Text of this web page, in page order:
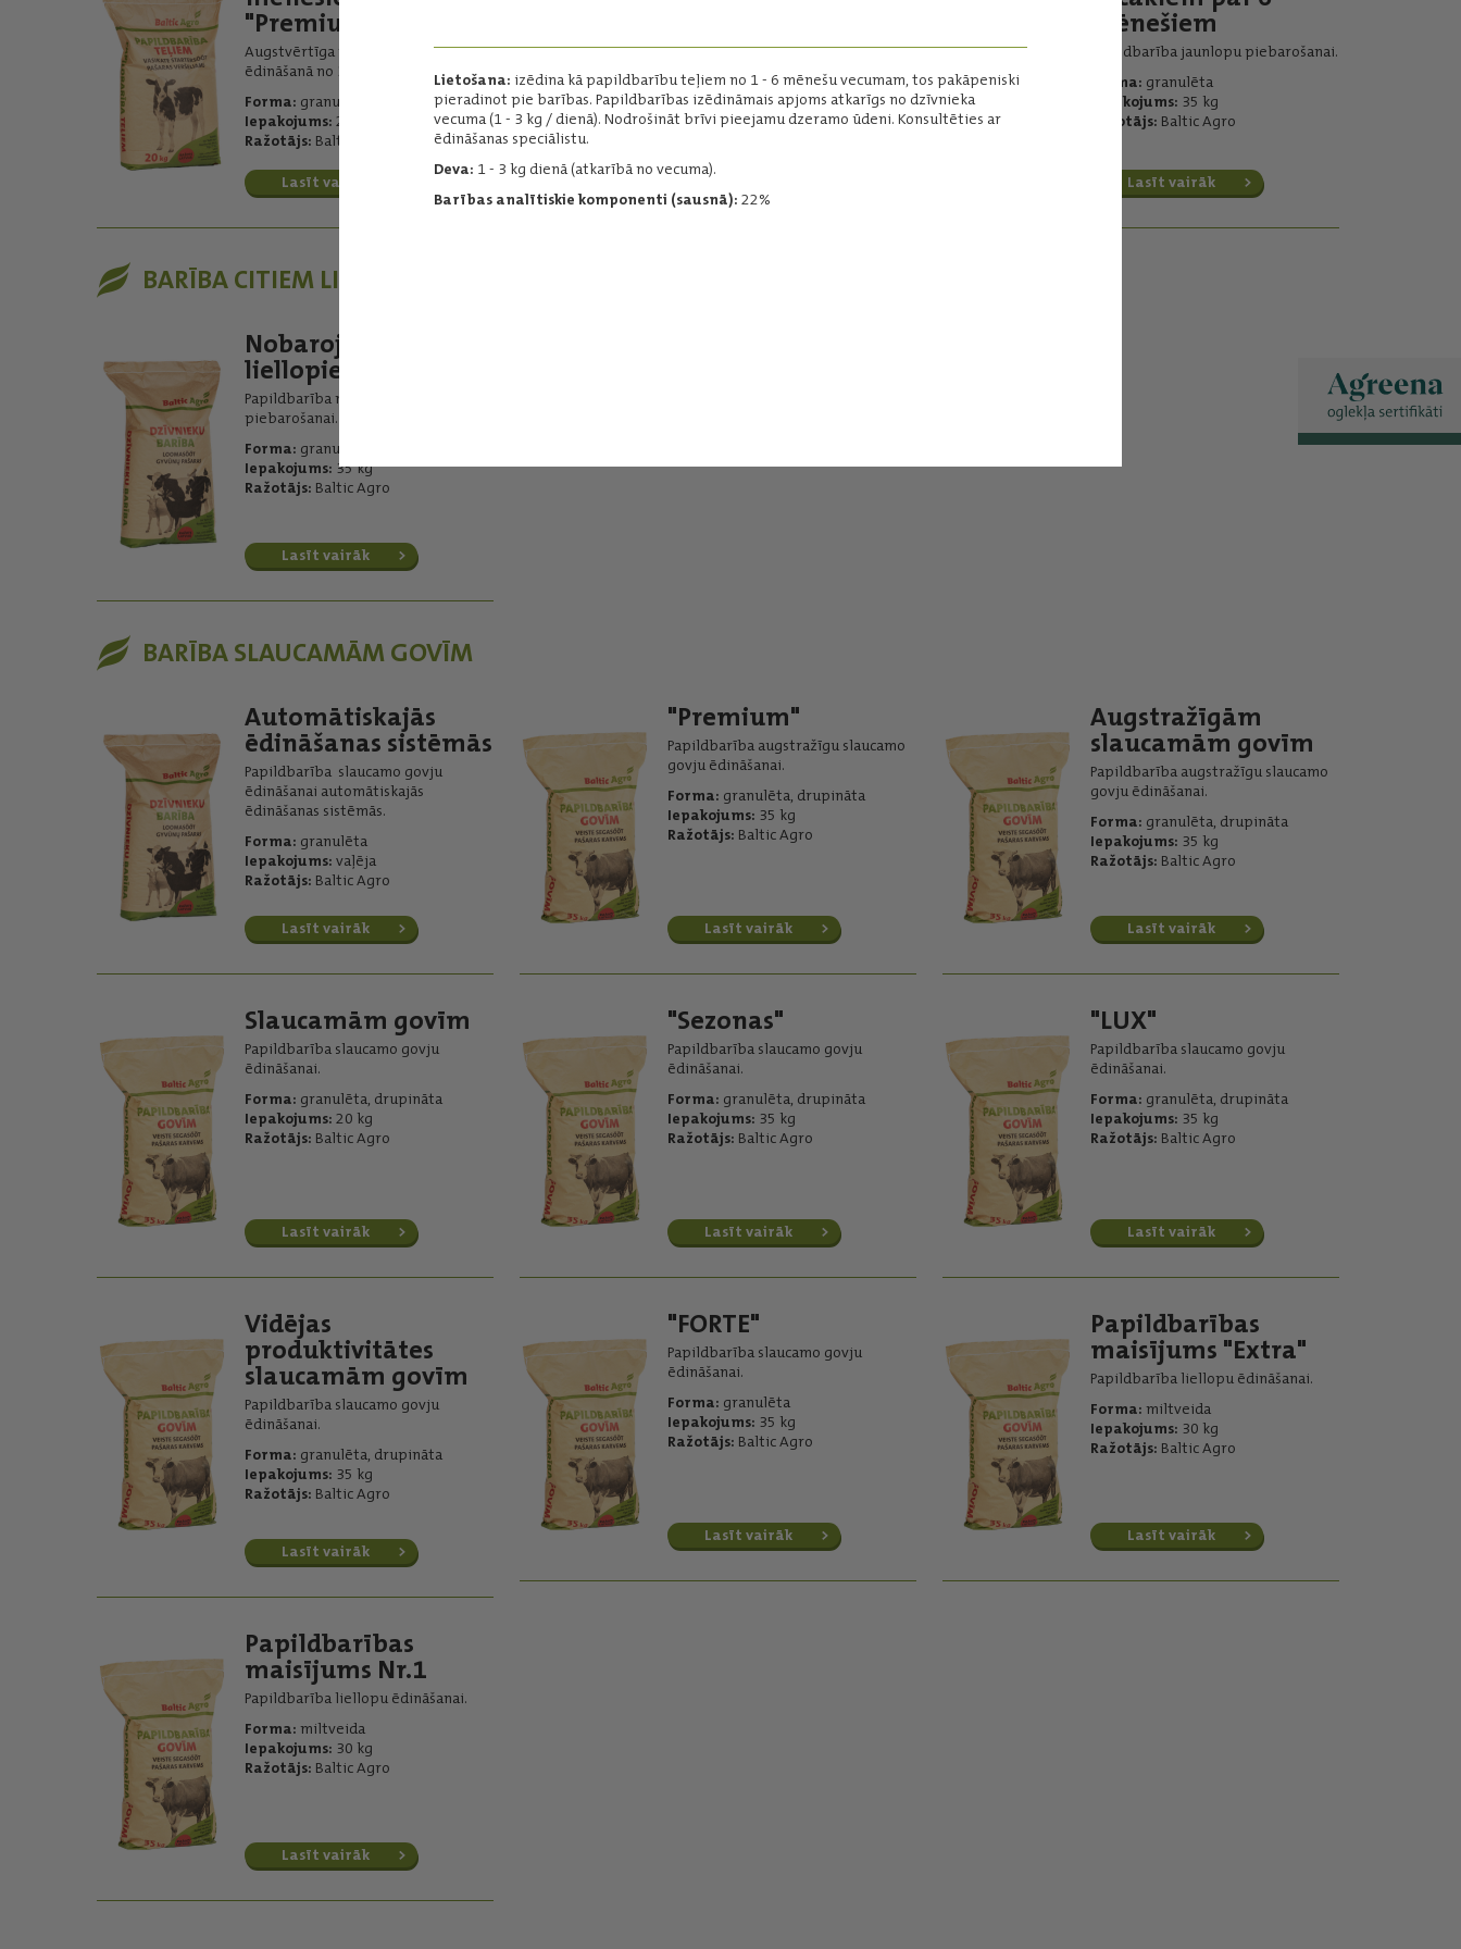
Lietošana: izēdina kā papildbarību teļiem no 1 - 6 mēnešu vecumam, tos pakāpeniski
pieradinot pie barības. Papildbarības izēdināmais apjoms atkarīgs no dzīvnieka
vecuma (1 - 3 kg / dienā). Nodrošināt brīvi pieejamu dzeramo ūdeni. Konsultēties ar
ēdināšanas speciālistu.
Deva: 1 - 3 kg dienā (atkarībā no vecuma).
Barības analītiskie komponenti (sausnā): 22%
"Premium"
Augstvērtīga papildbarība teļu
ēdināšanā no 3 dienu vecuma
Forma: granulēta
Iepakojums: 20 kg
Ražotājs: Baltic Agro
Lasīt vairāk
Iepakojums: 10 kg, 35 kg
Ražotājs:Baltic Agro
Lasīt vairāk
mēnešiem
Papildbarība jaunlopu piebarošanai.
Forma: granulēta
Iepakojums: 35 kg
Ražotājs: Baltic Agro
Lasīt vairāk
BARĪBA CITIEM LIELLOPIEM
Nobarojamiem
liellopiem
Papildbarība nobarojamo liellopu
piebarošanai.
Forma: granulēta
Iepakojums: 35 kg
Ražotājs: Baltic Agro
Lasīt vairāk
BARĪBA SLAUCAMĀM GOVĪM
Automātiskajās
ēdināšanas sistēmās
Papildbarība slaucamo govju
ēdināšanai automātiskajās
ēdināšanas sistēmās.
Forma: granulēta
Iepakojums: vaļēja
Ražotājs: Baltic Agro
Lasīt vairāk
"Premium"
Papildbarība augstražīgu slaucamo
govju ēdināšanai.
Forma: granulēta, drupināta
Iepakojums: 35 kg
Ražotājs: Baltic Agro
Lasīt vairāk
Augstražīgām
slaucamām govīm
Papildbarība augstražīgu slaucamo
govju ēdināšanai.
Forma: granulēta, drupināta
Iepakojums: 35 kg
Ražotājs: Baltic Agro
Lasīt vairāk
Slaucamām govīm
Papildbarība slaucamo govju
ēdināšanai.
Forma: granulēta, drupināta
Iepakojums: 20 kg
Ražotājs: Baltic Agro
Lasīt vairāk
"Sezonas"
Papildbarība slaucamo govju
ēdināšanai.
Forma: granulēta, drupināta
Iepakojums: 35 kg
Ražotājs: Baltic Agro
Lasīt vairāk
"LUX"
Papildbarība slaucamo govju
ēdināšanai.
Forma: granulēta, drupināta
Iepakojums: 35 kg
Ražotājs: Baltic Agro
Lasīt vairāk
Vidējas
produktivitātes
slaucamām govīm
Papildbarība slaucamo govju
ēdināšanai.
Forma: granulēta, drupināta
Iepakojums: 35 kg
Ražotājs: Baltic Agro
Lasīt vairāk
"FORTE"
Papildbarība slaucamo govju
ēdināšanai.
Forma: granulēta
Iepakojums: 35 kg
Ražotājs: Baltic Agro
Lasīt vairāk
Papildbarības
maisījums "Extra"
Papildbarība liellopu ēdināšanai.
Forma: miltveida
Iepakojums: 30 kg
Ražotājs: Baltic Agro
Lasīt vairāk
Papildbarības
maisījums Nr.1
Papildbarība liellopu ēdināšanai.
Forma: miltveida
Iepakojums: 30 kg
Ražotājs: Baltic Agro
Lasīt vairāk